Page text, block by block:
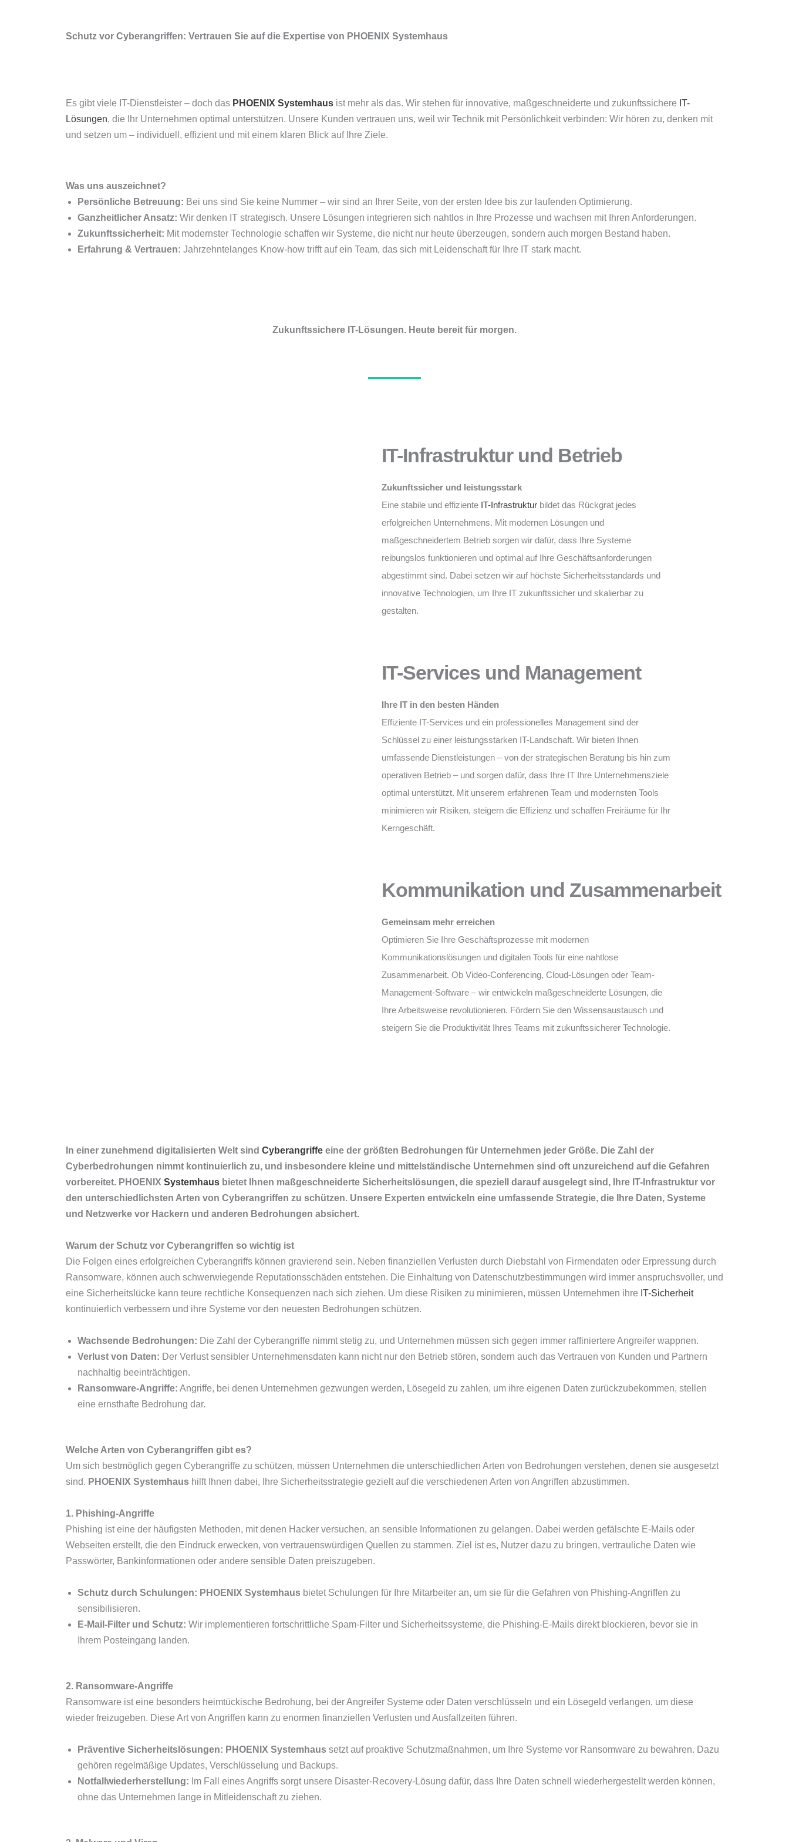
Schutz vor Cyberangriffen: Vertrauen Sie auf die Expertise von PHOENIX Systemhaus
Es gibt viele IT-Dienstleister – doch das PHOENIX Systemhaus ist mehr als das. Wir stehen für innovative, maßgeschneiderte und zukunftssichere IT-
Lösungen, die Ihr Unternehmen optimal unterstützen. Unsere Kunden vertrauen uns, weil wir Technik mit Persönlichkeit verbinden: Wir hören zu, denken mit
und setzen um – individuell, effizient und mit einem klaren Blick auf Ihre Ziele.
Was uns auszeichnet?
Persönliche Betreuung: Bei uns sind Sie keine Nummer – wir sind an Ihrer Seite, von der ersten Idee bis zur laufenden Optimierung.
Ganzheitlicher Ansatz: Wir denken IT strategisch. Unsere Lösungen integrieren sich nahtlos in Ihre Prozesse und wachsen mit Ihren Anforderungen.
Zukunftssicherheit: Mit modernster Technologie schaffen wir Systeme, die nicht nur heute überzeugen, sondern auch morgen Bestand haben.
Erfahrung & Vertrauen: Jahrzehntelanges Know-how trifft auf ein Team, das sich mit Leidenschaft für Ihre IT stark macht.
Zukunftssichere IT-Lösungen. Heute bereit für morgen.
IT-Infrastruktur und Betrieb
Zukunftssicher und leistungsstark
Eine stabile und effiziente IT-Infrastruktur bildet das Rückgrat jedes
erfolgreichen Unternehmens. Mit modernen Lösungen und
maßgeschneidertem Betrieb sorgen wir dafür, dass Ihre Systeme
reibungslos funktionieren und optimal auf Ihre Geschäftsanforderungen
abgestimmt sind. Dabei setzen wir auf höchste Sicherheitsstandards und
innovative Technologien, um Ihre IT zukunftssicher und skalierbar zu
gestalten.
IT-Services und Management
Ihre IT in den besten Händen
Effiziente IT-Services und ein professionelles Management sind der
Schlüssel zu einer leistungsstarken IT-Landschaft. Wir bieten Ihnen
umfassende Dienstleistungen – von der strategischen Beratung bis hin zum
operativen Betrieb – und sorgen dafür, dass Ihre IT Ihre Unternehmensziele
optimal unterstützt. Mit unserem erfahrenen Team und modernsten Tools
minimieren wir Risiken, steigern die Effizienz und schaffen Freiräume für Ihr
Kerngeschäft.
Kommunikation und Zusammenarbeit
Gemeinsam mehr erreichen
Optimieren Sie Ihre Geschäftsprozesse mit modernen
Kommunikationslösungen und digitalen Tools für eine nahtlose
Zusammenarbeit. Ob Video-Conferencing, Cloud-Lösungen oder Team-
Management-Software – wir entwickeln maßgeschneiderte Lösungen, die
Ihre Arbeitsweise revolutionieren. Fördern Sie den Wissensaustausch und
steigern Sie die Produktivität Ihres Teams mit zukunftssicherer Technologie.
In einer zunehmend digitalisierten Welt sind Cyberangriffe eine der größten Bedrohungen für Unternehmen jeder Größe. Die Zahl der
Cyberbedrohungen nimmt kontinuierlich zu, und insbesondere kleine und mittelständische Unternehmen sind oft unzureichend auf die Gefahren
vorbereitet. PHOENIX Systemhaus bietet Ihnen maßgeschneiderte Sicherheitslösungen, die speziell darauf ausgelegt sind, Ihre IT-Infrastruktur vor
den unterschiedlichsten Arten von Cyberangriffen zu schützen. Unsere Experten entwickeln eine umfassende Strategie, die Ihre Daten, Systeme
und Netzwerke vor Hackern und anderen Bedrohungen absichert.
Warum der Schutz vor Cyberangriffen so wichtig ist
Die Folgen eines erfolgreichen Cyberangriffs können gravierend sein. Neben finanziellen Verlusten durch Diebstahl von Firmendaten oder Erpressung durch
Ransomware, können auch schwerwiegende Reputationsschäden entstehen. Die Einhaltung von Datenschutzbestimmungen wird immer anspruchsvoller, und
eine Sicherheitslücke kann teure rechtliche Konsequenzen nach sich ziehen. Um diese Risiken zu minimieren, müssen Unternehmen ihre IT-Sicherheit
kontinuierlich verbessern und ihre Systeme vor den neuesten Bedrohungen schützen.
Wachsende Bedrohungen: Die Zahl der Cyberangriffe nimmt stetig zu, und Unternehmen müssen sich gegen immer raffiniertere Angreifer wappnen.
Verlust von Daten: Der Verlust sensibler Unternehmensdaten kann nicht nur den Betrieb stören, sondern auch das Vertrauen von Kunden und Partnern
nachhaltig beeinträchtigen.
Ransomware-Angriffe: Angriffe, bei denen Unternehmen gezwungen werden, Lösegeld zu zahlen, um ihre eigenen Daten zurückzubekommen, stellen
eine ernsthafte Bedrohung dar.
Welche Arten von Cyberangriffen gibt es?
Um sich bestmöglich gegen Cyberangriffe zu schützen, müssen Unternehmen die unterschiedlichen Arten von Bedrohungen verstehen, denen sie ausgesetzt
sind. PHOENIX Systemhaus hilft Ihnen dabei, Ihre Sicherheitsstrategie gezielt auf die verschiedenen Arten von Angriffen abzustimmen.
1. Phishing-Angriffe
Phishing ist eine der häufigsten Methoden, mit denen Hacker versuchen, an sensible Informationen zu gelangen. Dabei werden gefälschte E-Mails oder
Webseiten erstellt, die den Eindruck erwecken, von vertrauenswürdigen Quellen zu stammen. Ziel ist es, Nutzer dazu zu bringen, vertrauliche Daten wie
Passwörter, Bankinformationen oder andere sensible Daten preiszugeben.
Schutz durch Schulungen: PHOENIX Systemhaus bietet Schulungen für Ihre Mitarbeiter an, um sie für die Gefahren von Phishing-Angriffen zu
sensibilisieren.
E-Mail-Filter und Schutz: Wir implementieren fortschrittliche Spam-Filter und Sicherheitssysteme, die Phishing-E-Mails direkt blockieren, bevor sie in
Ihrem Posteingang landen.
2. Ransomware-Angriffe
Ransomware ist eine besonders heimtückische Bedrohung, bei der Angreifer Systeme oder Daten verschlüsseln und ein Lösegeld verlangen, um diese
wieder freizugeben. Diese Art von Angriffen kann zu enormen finanziellen Verlusten und Ausfallzeiten führen.
Präventive Sicherheitslösungen: PHOENIX Systemhaus setzt auf proaktive Schutzmaßnahmen, um Ihre Systeme vor Ransomware zu bewahren. Dazu
gehören regelmäßige Updates, Verschlüsselung und Backups.
Notfallwiederherstellung: Im Fall eines Angriffs sorgt unsere Disaster-Recovery-Lösung dafür, dass Ihre Daten schnell wiederhergestellt werden können,
ohne das Unternehmen lange in Mitleidenschaft zu ziehen.